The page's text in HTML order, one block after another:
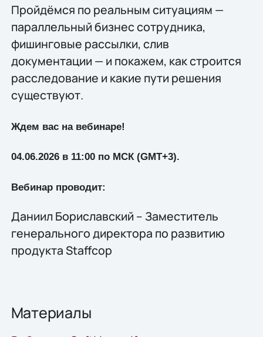
Пройдёмся по реальным ситуациям —
параллельный бизнес сотрудника,
фишинговые рассылки, слив
документации — и покажем, как строится
расследование и какие пути решения
существуют.
Ждем вас на вебинаре!
04.06.2026 в 11:00 по МСК (GMT+3).
Вебинар проводит:
Даниил Бориславский – Заместитель
генерального директора по развитию
продукта Staffcop
Материалы